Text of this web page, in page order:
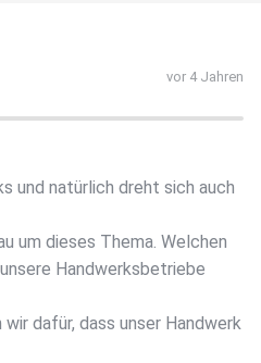
vor 4 Jahren
und natürlich dreht sich auch
um dieses Thema. Welchen
Handwerksbetriebe
dafür, dass unser Handwerk